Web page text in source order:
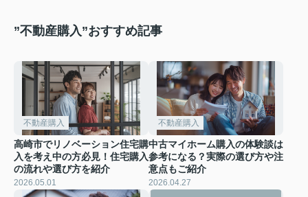
”不動産購入”おすすめ記事
不動産購入
高崎市でリノベーション住宅購
入を考え中の方必見！住宅購入
の流れや選び方を紹介
2026.05.01
不動産購入
中古マイホーム購入の体験談は
参考になる？実際の選び方や注
意点もご紹介
2026.04.27